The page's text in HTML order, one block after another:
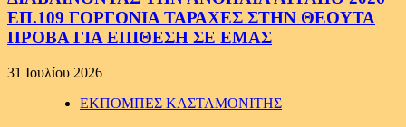
ΕΠ.109 ΓΟΡΓΟΝΙΑ ΤΑΡΑΧΕΣ ΣΤΗΝ ΘΕΟΥΤΑ
ΠΡΟΒΑ ΓΙΑ ΕΠΙΘΕΣΗ ΣΕ ΕΜΑΣ
31 Ιουλίου 2026
ΕΚΠΟΜΠΕΣ ΚΑΣΤΑΜΟΝΙΤΗΣ